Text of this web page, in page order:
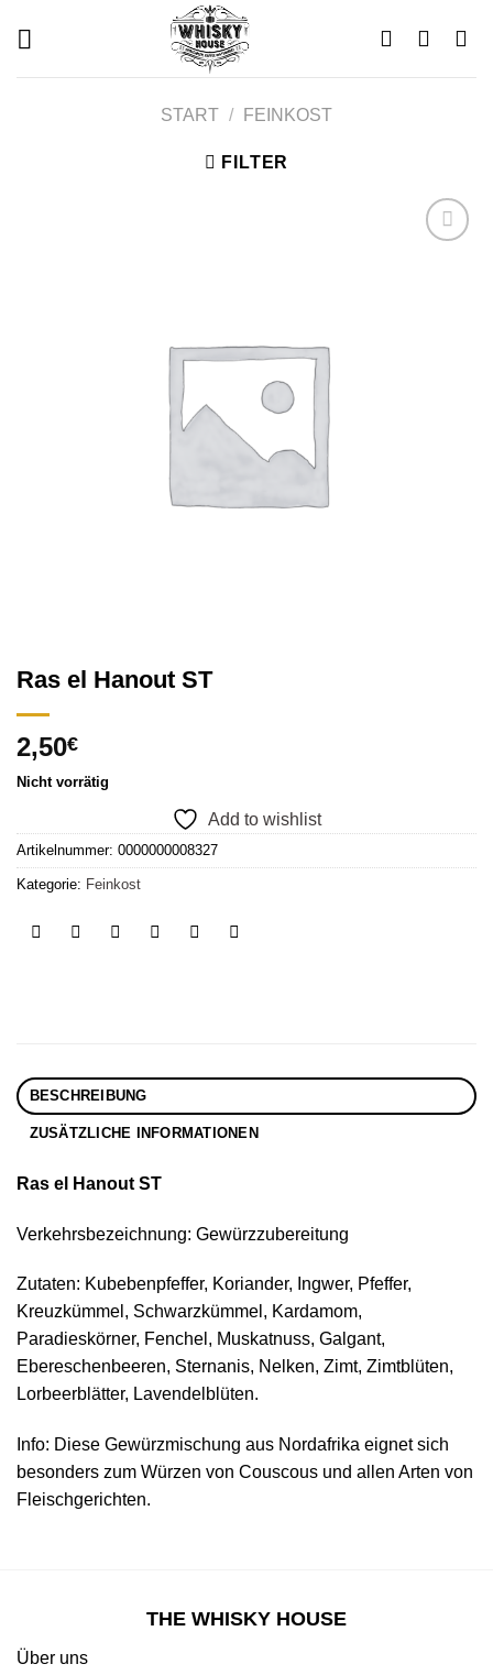
START / FEINKOST
FILTER
Ras el Hanout ST
2,50€
Nicht vorrätig
Add to wishlist
Artikelnummer: 0000000008327
Kategorie: Feinkost
BESCHREIBUNG
ZUSÄTZLICHE INFORMATIONEN
Ras el Hanout ST
Verkehrsbezeichnung: Gewürzzubereitung
Zutaten: Kubebenpfeffer, Koriander, Ingwer, Pfeffer,
Kreuzkümmel, Schwarzkümmel, Kardamom,
Paradieskörner, Fenchel, Muskatnuss, Galgant,
Ebereschenbeeren, Sternanis, Nelken, Zimt, Zimtblüten,
Lorbeerblätter, Lavendelblüten.
Info: Diese Gewürzmischung aus Nordafrika eignet sich
besonders zum Würzen von Couscous und allen Arten von
Fleischgerichten.
THE WHISKY HOUSE
Über uns